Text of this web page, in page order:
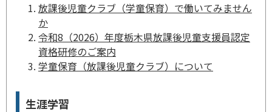
放課後児童クラブ（学童保育）で働いてみません
か
令和8（2026）年度栃木県放課後児童支援員認定
資格研修のご案内
学童保育（放課後児童クラブ）について
生涯学習